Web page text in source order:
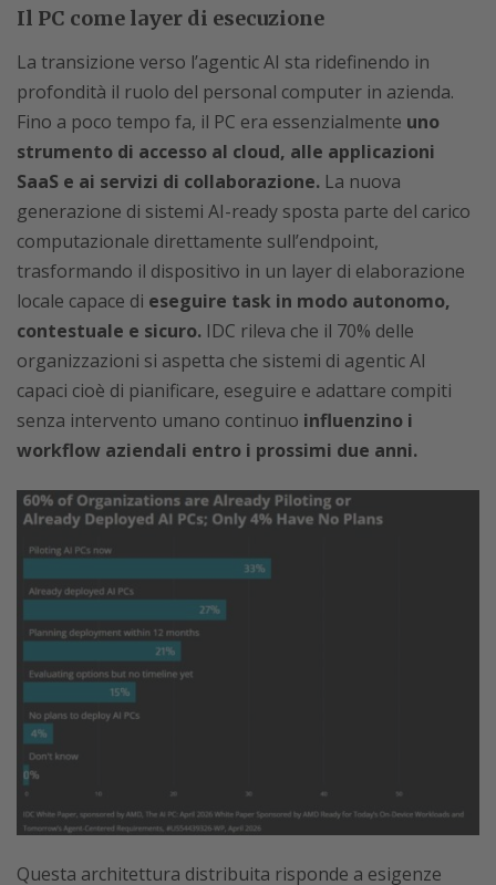
Il PC come layer di esecuzione
La transizione verso l’agentic AI sta ridefinendo in
profondità il ruolo del personal computer in azienda.
Fino a poco tempo fa, il PC era essenzialmente uno
strumento di accesso al cloud, alle applicazioni
SaaS e ai servizi di collaborazione. La nuova
generazione di sistemi AI-ready sposta parte del carico
computazionale direttamente sull’endpoint,
trasformando il dispositivo in un layer di elaborazione
locale capace di eseguire task in modo autonomo,
contestuale e sicuro. IDC rileva che il 70% delle
organizzazioni si aspetta che sistemi di agentic AI
capaci cioè di pianificare, eseguire e adattare compiti
senza intervento umano continuo influenzino i
workflow aziendali entro i prossimi due anni.
Questa architettura distribuita risponde a esigenze